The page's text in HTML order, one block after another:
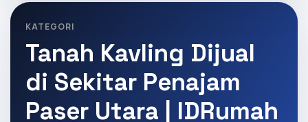
KATEGORI
Tanah Kavling Dijual
di Sekitar Penajam
Paser Utara | IDRumah